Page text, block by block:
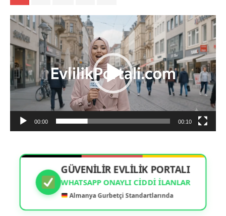
Video
oynatıcı
00:00 00:10
GÜVENİLİR EVLİLİK PORTALI
WHATSAPP ONAYLI CIDDI İLANLAR
Almanya Gurbetçi Standartlarında